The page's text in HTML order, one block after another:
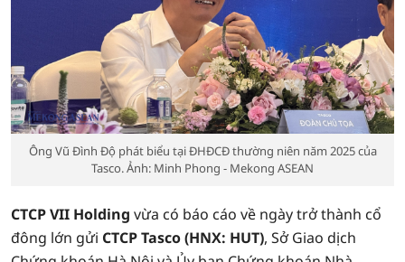
Ông Vũ Đình Độ phát biểu tại ĐHĐCĐ thường niên năm 2025 của
Tasco. Ảnh: Minh Phong - Mekong ASEAN
CTCP VII Holding vừa có báo cáo về ngày trở thành cổ
đông lớn gửi CTCP Tasco (HNX: HUT), Sở Giao dịch